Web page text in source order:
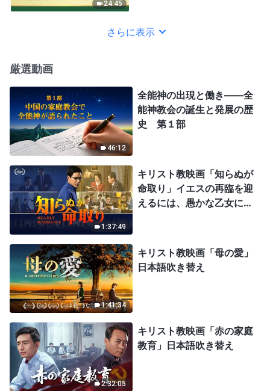
24:45
さらに表示
厳選動画
46:12
全能神の出現と働き——全
能神教会の誕生と発展の歴
史 第１部
1:37:49
キリスト教映画「知らぬが
命取り」イエスの再臨を迎
えるには、愚かな乙女にな
1:41:34
キリスト教映画「母の愛」
日本語吹き替え
2:32:05
キリスト教映画「赤の家庭
教育」日本語吹き替え